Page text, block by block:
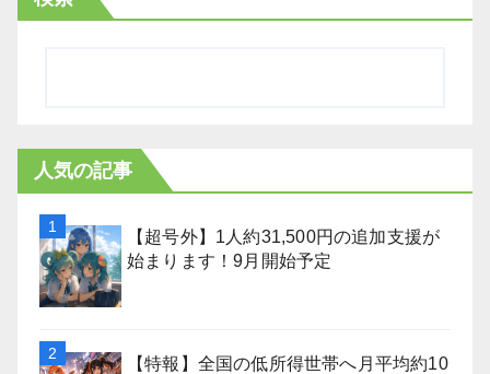
人気の記事
【超号外】1人約31,500円の追加支援が
始まります！9月開始予定
【特報】全国の低所得世帯へ月平均約10